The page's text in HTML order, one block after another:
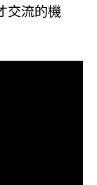
交流的機